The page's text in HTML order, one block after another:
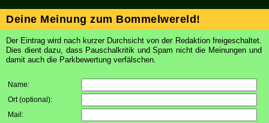
Deine Meinung zum Bommelwereld!
Der Eintrag wird nach kurzer Durchsicht von der Redaktion freigeschaltet.
Dies dient dazu, dass Pauschalkritik und Spam nicht die Meinungen und
damit auch die Parkbewertung verfälschen.
Name:
Ort (optional):
Mail :